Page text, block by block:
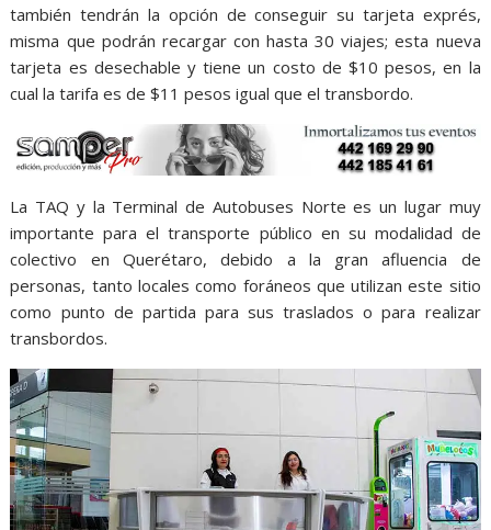
también tendrán la opción de conseguir su tarjeta exprés,
misma que podrán recargar con hasta 30 viajes; esta nueva
tarjeta es desechable y tiene un costo de $10 pesos, en la
cual la tarifa es de $11 pesos igual que el transbordo.
La TAQ y la Terminal de Autobuses Norte es un lugar muy
importante para el transporte público en su modalidad de
colectivo en Querétaro, debido a la gran afluencia de
personas, tanto locales como foráneos que utilizan este sitio
como punto de partida para sus traslados o para realizar
transbordos.